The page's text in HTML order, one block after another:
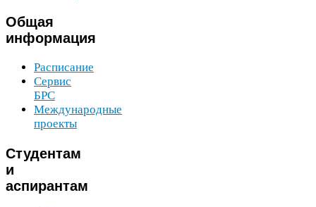
Общая
информация
Расписание
Сервис
БРС
Международные
проекты
Студентам
и
аспирантам